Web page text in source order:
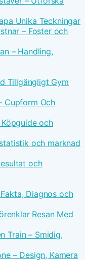
Unika Teckningar
– Foster och
– Handling,
Tillgängligt Gym
Cupform Och
och
och marknad
och
Diagnos och
Resan Med
Train – Smidig,
– Design, Kamera